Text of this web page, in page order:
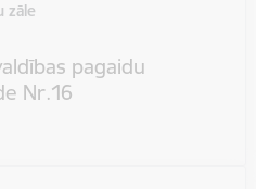
zāle
pagaidu
Nr.16